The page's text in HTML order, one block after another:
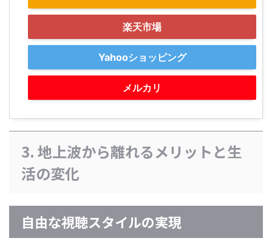
楽天市場
Yahooショッピング
メルカリ
3. 地上波から離れるメリットと生
活の変化
自由な視聴スタイルの実現